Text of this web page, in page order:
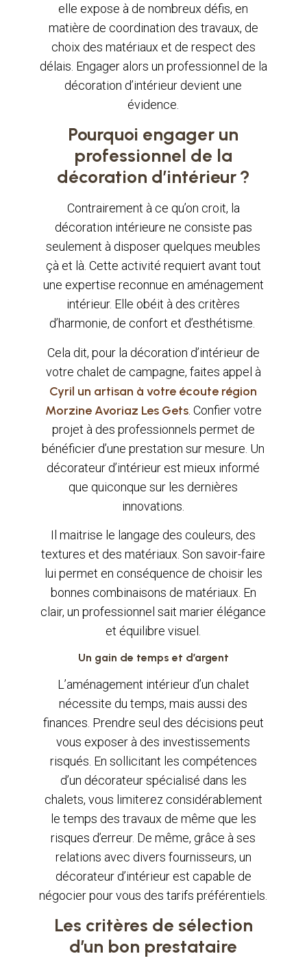
elle expose à de nombreux défis, en
matière de coordination des travaux, de
choix des matériaux et de respect des
délais. Engager alors un professionnel de la
décoration d’intérieur devient une
évidence.
Pourquoi engager un
professionnel de la
décoration d’intérieur ?
Contrairement à ce qu’on croit, la
décoration intérieure ne consiste pas
seulement à disposer quelques meubles
çà et là. Cette activité requiert avant tout
une expertise reconnue en aménagement
intérieur. Elle obéit à des critères
d’harmonie, de confort et d’esthétisme.
Cela dit, pour la décoration d’intérieur de
votre chalet de campagne, faites appel à
Cyril un artisan à votre écoute région
Morzine Avoriaz Les Gets. Confier votre
projet à des professionnels permet de
bénéficier d’une prestation sur mesure. Un
décorateur d’intérieur est mieux informé
que quiconque sur les dernières
innovations.
Il maitrise le langage des couleurs, des
textures et des matériaux. Son savoir-faire
lui permet en conséquence de choisir les
bonnes combinaisons de matériaux. En
clair, un professionnel sait marier élégance
et équilibre visuel.
Un gain de temps et d’argent
L’aménagement intérieur d’un chalet
nécessite du temps, mais aussi des
finances. Prendre seul des décisions peut
vous exposer à des investissements
risqués. En sollicitant les compétences
d’un décorateur spécialisé dans les
chalets, vous limiterez considérablement
le temps des travaux de même que les
risques d’erreur. De même, grâce à ses
relations avec divers fournisseurs, un
décorateur d’intérieur est capable de
négocier pour vous des tarifs préférentiels.
Les critères de sélection
d’un bon prestataire